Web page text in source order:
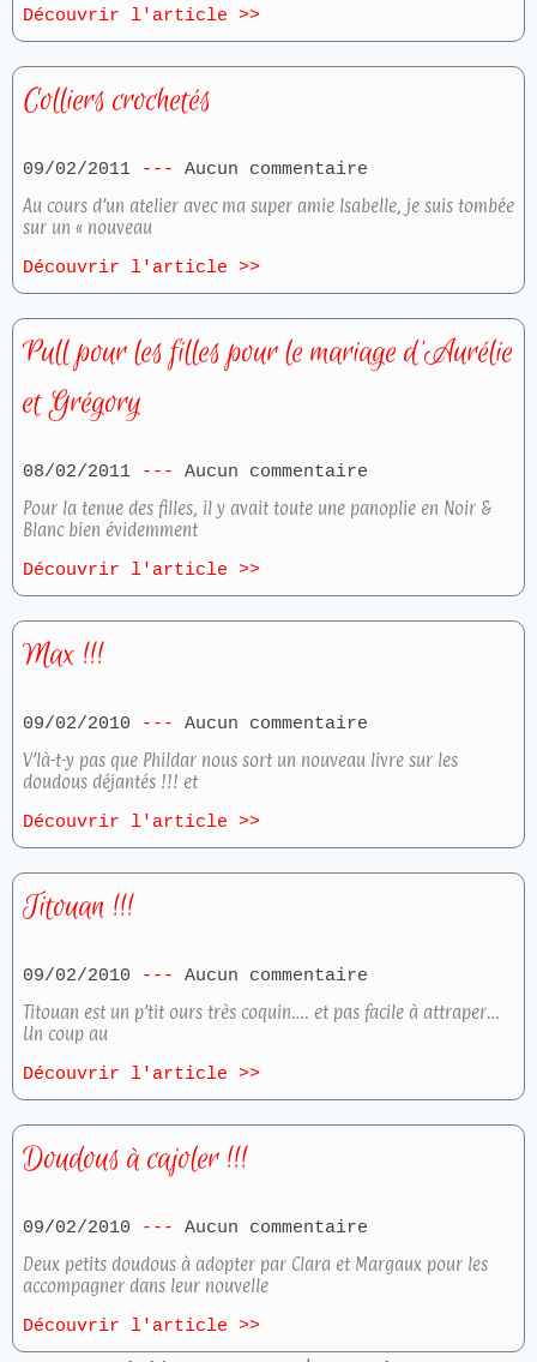
Découvrir l'article >>
Colliers crochetés
09/02/2011
Aucun commentaire
Au cours d’un atelier avec ma super amie Isabelle, je suis tombée
sur un « nouveau
Découvrir l'article >>
Pull pour les filles pour le mariage d’Aurélie
et Grégory
08/02/2011
Aucun commentaire
Pour la tenue des filles, il y avait toute une panoplie en Noir &
Blanc bien évidemment
Découvrir l'article >>
Max !!!
09/02/2010
Aucun commentaire
V’là-t-y pas que Phildar nous sort un nouveau livre sur les
doudous déjantés !!! et
Découvrir l'article >>
Titouan !!!
09/02/2010
Aucun commentaire
Titouan est un p’tit ours très coquin…. et pas facile à attraper…
Un coup au
Découvrir l'article >>
Doudous à cajoler !!!
09/02/2010
Aucun commentaire
Deux petits doudous à adopter par Clara et Margaux pour les
accompagner dans leur nouvelle
Découvrir l'article >>